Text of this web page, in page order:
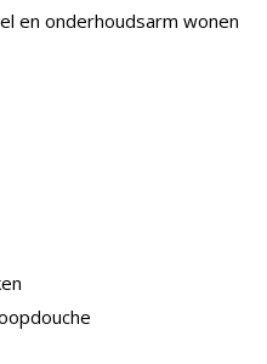
en onderhoudsarm wonen